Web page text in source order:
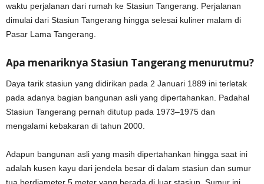
waktu perjalanan dari rumah ke Stasiun Tangerang. Perjalanan
dimulai dari Stasiun Tangerang hingga selesai kuliner malam di
Pasar Lama Tangerang.
Apa menariknya Stasiun Tangerang menurutmu?
Daya tarik stasiun yang didirikan pada 2 Januari 1889 ini terletak
pada adanya bagian bangunan asli yang dipertahankan. Padahal
Stasiun Tangerang pernah ditutup pada 1973–1975 dan
mengalami kebakaran di tahun 2000.
Adapun bangunan asli yang masih dipertahankan hingga saat ini
adalah kusen kayu dari jendela besar di dalam stasiun dan sumur
tua berdiameter 5 meter yang berada di luar stasiun. Sumur ini